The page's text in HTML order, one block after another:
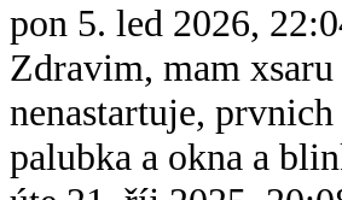
pon 5. led 2026,
Zdravim, mam
nenastartuje,
palubka a okna a